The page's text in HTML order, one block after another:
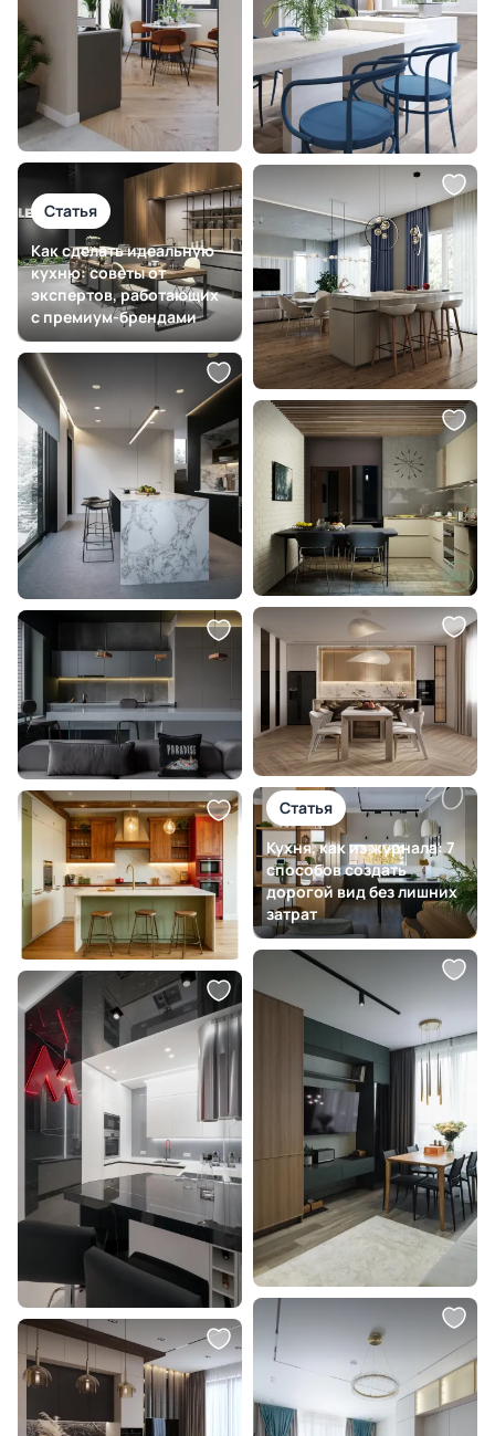
Статья
Как сделать идеальную
кухню: советы от
экспертов, работающих
с премиум-брендами
Статья
Кухня, как из журнала: 7
способов создать
дорогой вид без лишних
затрат